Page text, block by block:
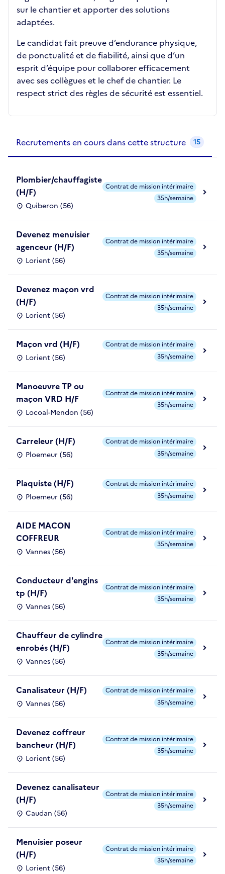
sur le chantier et apporter des solutions
adaptées.
Le candidat fait preuve d’endurance physique,
de ponctualité et de fiabilité, ainsi que d’un
esprit d’équipe pour collaborer efficacement
avec ses collègues et le chef de chantier. Le
respect strict des règles de sécurité est essentiel.
Recrutements en cours dans cette structure 15
Plombier/chauffagiste
(H/F)
Quiberon (56)
Contrat de mission intérimaire
35h/semaine
Devenez menuisier
agenceur (H/F)
Lorient (56)
Contrat de mission intérimaire
35h/semaine
Devenez maçon vrd
(H/F)
Lorient (56)
Contrat de mission intérimaire
35h/semaine
Maçon vrd (H/F)
Lorient (56)
Contrat de mission intérimaire
35h/semaine
Manoeuvre TP ou
maçon VRD H/F
Locoal-Mendon (56)
Contrat de mission intérimaire
35h/semaine
Carreleur (H/F)
Ploemeur (56)
Contrat de mission intérimaire
35h/semaine
Plaquiste (H/F)
Ploemeur (56)
Contrat de mission intérimaire
35h/semaine
AIDE MACON
COFFREUR
Vannes (56)
Contrat de mission intérimaire
35h/semaine
Conducteur d'engins
tp (H/F)
Vannes (56)
Contrat de mission intérimaire
35h/semaine
Chauffeur de cylindre
enrobés (H/F)
Vannes (56)
Contrat de mission intérimaire
35h/semaine
Canalisateur (H/F)
Vannes (56)
Contrat de mission intérimaire
35h/semaine
Devenez coffreur
bancheur (H/F)
Lorient (56)
Contrat de mission intérimaire
35h/semaine
Devenez canalisateur
(H/F)
Caudan (56)
Contrat de mission intérimaire
35h/semaine
Menuisier poseur
(H/F)
Lorient (56)
Contrat de mission intérimaire
35h/semaine